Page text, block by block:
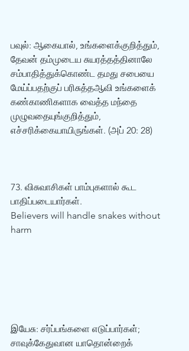
பவுல்: ஆகையால், உங்களைக்குறித்தும்,
தேவன் தம்முடைய சுயரத்தத்தினாலே
சம்பாதித்துக்கொண்ட தமது சபையை
மேய்ப்பதற்குப் பரிசுத்தஆவி உங்களைக்
கண்காணிகளாக வைத்த மந்தை
முழுவதையுங்குறித்தும்,
எச்சரிக்கையாயிருங்கள். (அப் 20: 28)
73. விசுவாசிகள் பாம்புகளால் கூட
பாதிப்படையார்கள்.
Believers will handle snakes without
harm
இயேசு: சர்ப்பங்களை எடுப்பார்கள்;
சாவுக்கேதுவான யாதொன்றைக்